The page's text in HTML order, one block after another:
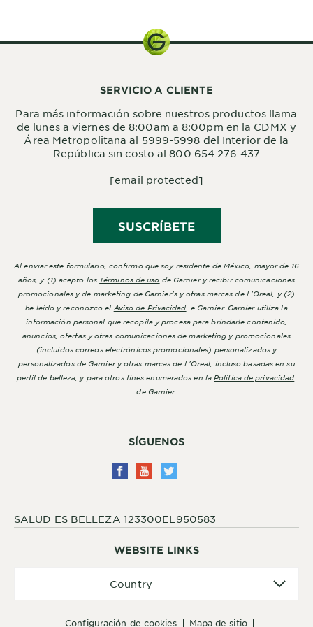
WEBSITE LINKS
configuración de cookies mapa de sitio
Country
SÍGUENOS
SALUD ES BELLEZA 123300EL950583
SERVICIO A CLIENTE
Para más información sobre nuestros productos llama
de lunes a viernes de 8:00am a 8:00pm en la CDMX y
Área Metropolitana al 5999-5998 del Interior de la
República sin costo al 800 654 276 437
[email protected]
SUSCRÍBETE
Al enviar este formulario, confirmo que soy residente de México, mayor de 16
años, y (1) acepto los Términos de uso de Garnier y recibir comunicaciones
promocionales y de marketing de Garnier's y otras marcas de L'Oreal, y (2)
he leído y reconozco el Aviso de Privacidade Garnier. Garnier utiliza la
información personal que recopila y procesa para brindarle contenido,
anuncios, ofertas y otras comunicaciones de marketing y promocionales
(incluidos correos electrónicos promocionales) personalizados y
personalizados de Garnier y otras marcas de L'Oreal, incluso basadas en su
perfil de belleza, y para otros fines enumerados en la Política de privacidad
de Garnier.